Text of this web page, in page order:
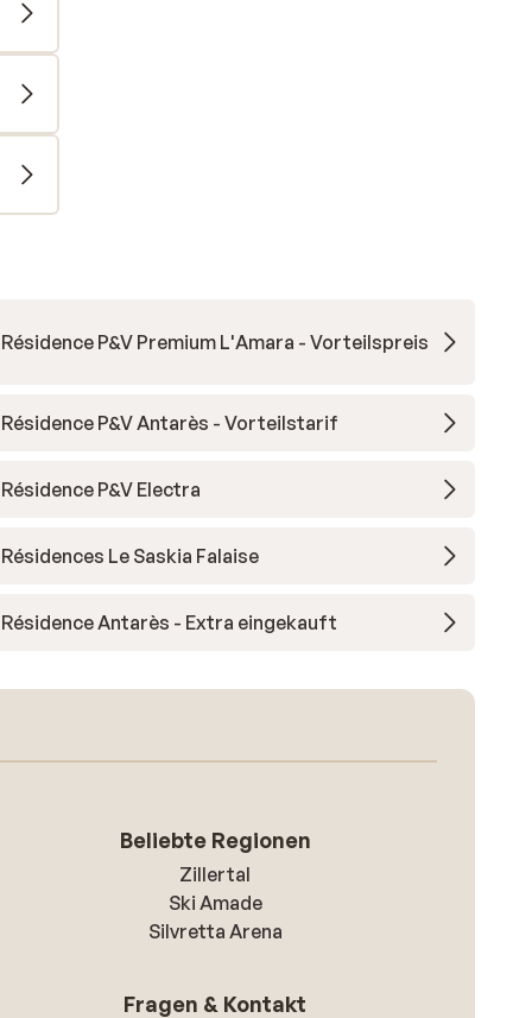
Résidence P&V Premium L'Amara - Vorteilspreis
Résidence P&V Antarès - Vorteilstarif
Résidence P&V Electra
Résidences Le Saskia Falaise
Résidence Antarès - Extra eingekauft
Beliebte Regionen
Zillertal
Ski Amade
Silvretta Arena
Fragen & Kontakt